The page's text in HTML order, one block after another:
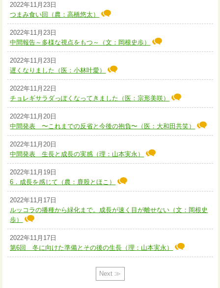
2022年11月23日
つまみ食い回（農：高橋悠太）
2022年11月23日
中間報告～多様な視点をもつ～（文：岡根史歩）
2022年11月23日
遅くなりました（医：小林叶愛）
2022年11月22日
チョレギサラダっぽくなってきました（医：宗形美咲）
2022年11月20日
中間発表 〜これまでの反省と今後の抱負〜（医：大和田共笑）
2022年11月20日
中間発表 生長と成長の実感（理：山本実永）
2022年11月19日
6．成長を感じて（農：鹿股とほこ）
2022年11月17日
ルッコラの播種から緑化まで。成長が速く目が離せない（文：岡根史
歩）
2022年11月17日
第6回 冬に向けた準備とその後の生長（理：山本実永）
Next ≫